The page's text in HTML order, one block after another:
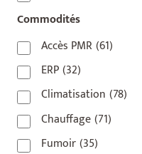
92800(1)
93
(1)
93 420(1)
93100(1)
93200
93500 (1)
Commodités
Accès PMR (61)
ERP(32)
Climatisation (78)
Chauffage(71)
Fumoir(35)